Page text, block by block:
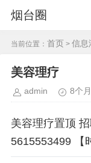
烟台圈
当前位置： 首页 > 信息
美容理疗
admin 8个
美容理疗置顶
5615553499 【